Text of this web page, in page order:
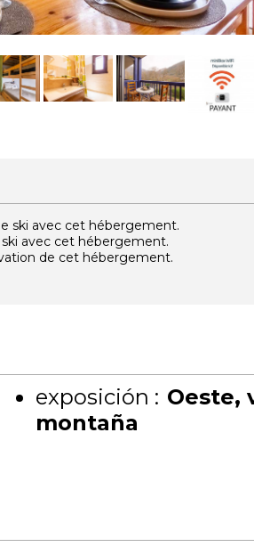
ski avec cet hébergement.
avec cet hébergement.
de cet hébergement.
exposición : Oeste
montaña